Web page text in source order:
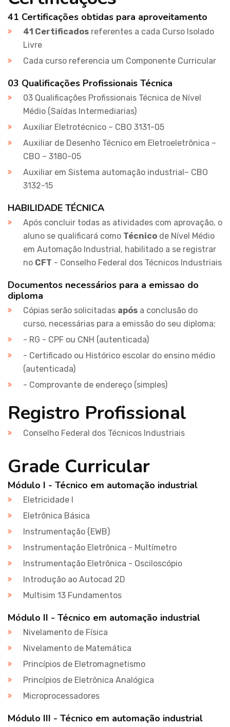
41 Certificações obtidas para aproveitamento
41 Certificados referentes a cada Curso Isolado
Livre
Cada curso referencia um Componente Curricular
03 Qualificações Profissionais Técnica
03 Qualificações Profissionais Técnica de Nível
Médio (Saídas Intermediarias)
Auxiliar Eletrotécnico – CBO 3131-05
Auxiliar de Desenho Técnico em Eletroeletrônica –
CBO – 3180-05
Auxiliar em Sistema automação industrial– CBO
3132-15
HABILIDADE TÉCNICA
Após concluir todas as atividades com aprovação, o
aluno se qualificará como Técnico de Nível Médio
em Automação Industrial, habilitado a se registrar
no CFT - Conselho Federal dos Técnicos Industriais
Documentos necessários para a emissao do
diploma
Cópias serão solicitadas após a conclusão do
curso, necessárias para a emissão do seu diploma;
- RG - CPF ou CNH (autenticada)
- Certificado ou Histórico escolar do ensino médio
(autenticada)
- Comprovante de endereço (simples)
Registro Profissional
Conselho Federal dos Técnicos Industriais
Grade Curricular
Módulo I - Técnico em automação industrial
Eletricidade I
Eletrônica Básica
Instrumentação (EWB)
Instrumentação Eletrônica - Multímetro
Instrumentação Eletrônica - Osciloscópio
Introdução ao Autocad 2D
Multisim 13 Fundamentos
Módulo II - Técnico em automação industrial
Nivelamento de Física
Nivelamento de Matemática
Princípios de Eletromagnetismo
Princípios de Eletrônica Analógica
Microprocessadores
Módulo III - Técnico em automação industrial